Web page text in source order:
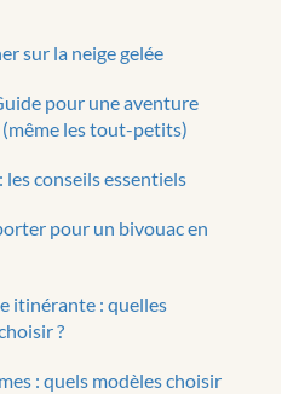
sur la neige gelée
pour une aventure
(même les tout-petits)
conseils essentiels
pour un bivouac en
itinérante : quelles
?
: quels modèles choisir